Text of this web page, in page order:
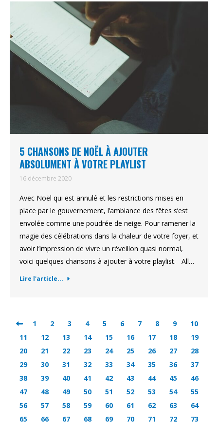
5 CHANSONS DE NOËL À AJOUTER
ABSOLUMENT À VOTRE PLAYLIST
16 décembre 2020
Avec Noël qui est annulé et les restrictions mises en
place par le gouvernement, l’ambiance des fêtes s’est
envolée comme une poudrée de neige. Pour ramener la
magie des célébrations dans la chaleur de votre foyer, et
avoir l’impression de vivre un réveillon quasi normal,
voici quelques chansons à ajouter à votre playlist. All…
Lire l'article...
1 2 3 4 5 6 7 8 9
10
11
12 13 14 15 16 17 18
19
20
21 22 23 24 25 26 27
28
29
30 31 32 33 34 35 36
37
38
39 40 41 42 43 44 45
46
47
48 49 50 51 52 53 54
55
56
57 58 59 60 61 62 63
64
65
66 67 68 69 70 71 72
73